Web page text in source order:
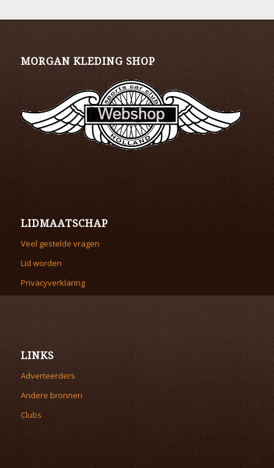
MORGAN KLEDING SHOP
LIDMAATSCHAP
Veel gestelde vragen
Lid worden
Privacyverklaring
LINKS
Adverteerders
Andere bronnen
Clubs